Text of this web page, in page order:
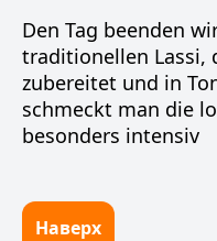
Den Tag beenden
traditionellen Lassi,
zubereitet und in
schmeckt man die
besonders intensiv
Наверх